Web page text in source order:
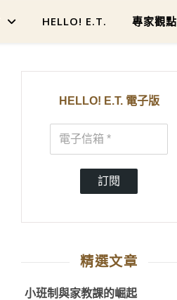
HELLO! E.T. 專家觀點
HELLO! E.T. 電子版
訂閱
精選文章
小班制與家教課的崛起